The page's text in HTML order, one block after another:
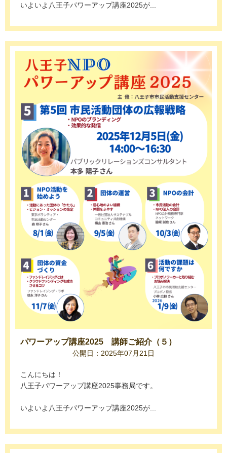
いよいよ八王子パワーアップ講座2025が...
パワーアップ講座2025 講師ご紹介（５）
公開日：2025年07月21日
こんにちは！
八王子パワーアップ講座2025事務局です。
いよいよ八王子パワーアップ講座2025が...